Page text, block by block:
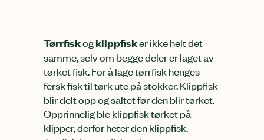
Tørrfiskogklippfisker ikke helt det
samme, selv om begge deler er laget av
tørket fisk. For å lage tørrfisk henges
fersk fisk til tørk ute på stokker. Klippfisk
blir delt opp og saltet før den blir tørket.
Opprinnelig ble klippfisk tørket på
klipper, derfor heter den klippfisk.